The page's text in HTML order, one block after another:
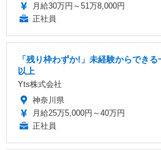
月給30万円～51万8,000円
正社員
「残り枠わずか!」未経験からでき
以上
Yts株式会社
神奈川県
月給25万5,000円～40万円
正社員